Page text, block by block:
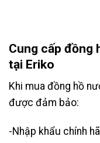
Cung cấp đồng
tại Eriko
Khi mua đồng hồ
được đảm bảo:
-Nhập khẩu chính